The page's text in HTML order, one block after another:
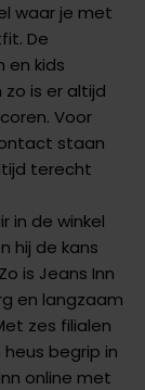
waar je met
De
en kids
is er altijd
Voor
staan
terecht
in de winkel
hij de kans
is Jeans Inn
en langzaam
zes filialen
begrip in
online met